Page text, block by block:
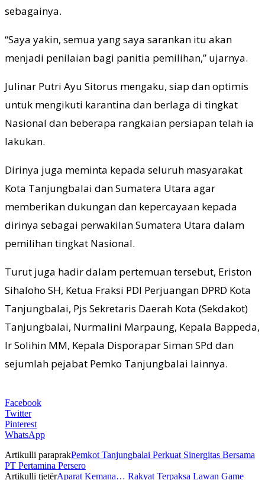
sebagainya.
“Saya yakin, semua yang saya sarankan itu akan
menjadi penilaian bagi panitia pemilihan,” ujarnya.
Julinar Putri Ayu Sitorus mengaku, siap dan optimis
untuk mengikuti karantina dan berlaga di tingkat
Nasional dan beberapa rangkaian persiapan telah ia
lakukan.
Dirinya juga meminta kepada seluruh masyarakat
Kota Tanjungbalai dan Sumatera Utara agar
memberikan dukungan dan kepercayaan kepada
dirinya sebagai perwakilan Sumatera Utara dalam
pemilihan tingkat Nasional.
Turut juga hadir dalam pertemuan tersebut, Eriston
Sihaloho SH, Ketua Fraksi PDI Perjuangan DPRD Kota
Tanjungbalai, Pjs Sekretaris Daerah Kota (Sekdakot)
Tanjungbalai, Nurmalini Marpaung, Kepala Bappeda,
Ir Solihin MM, Kepala Disporapar Siman SPd dan
sejumlah pejabat Pemko Tanjungbalai lainnya.
Facebook
Twitter
Pinterest
WhatsApp
Artikulli paraprakPemkot Tanjungbalai Perkuat Sinergitas Bersama
PT Pertamina Persero
Artikulli tjetërAparat Kemana… Rakyat Terpaksa Lawan Game